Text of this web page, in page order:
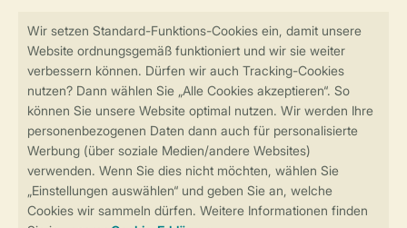
Sicherstellung Deiner Privatsphäre
Weitere Informationen und Einstellungen
Sicher und schnell zur Online-Buchung
Sichere Datenübertragung
Sicheres Bezahlen